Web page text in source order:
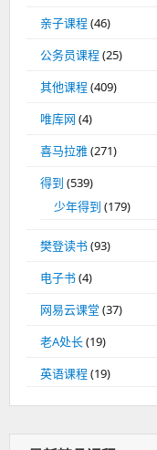
亲子课程(46)
公务员课程(25)
其他课程(409)
唯库网 (4)
喜马拉雅(271)
得到 (539)
少年得到 (179)
樊登读书(93)
电子书(4)
网易云课堂 (37)
老A处长(19)
英语课程(19)